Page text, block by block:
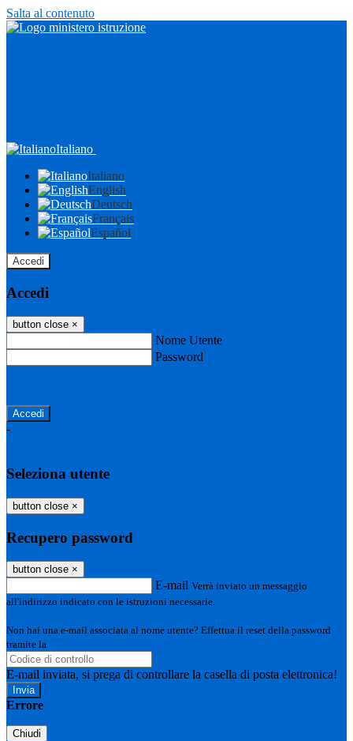
Salta al contenuto
Italiano
Italiano
English
Deutsch
Français
Español
Accedi
Accedi
button close ×
Nome Utente
Password
-
Seleziona utente
button close ×
Recupero password
button close ×
E-mail Verrà inviato un messaggio
all'indirizzo indicato con le istruzioni necessarie.
Non hai una e-mail associata al nome utente? Effettua il reset della password
tramite la
E-mail inviata, si prega di controllare la casella di posta elettronica!
Errore
Chiudi